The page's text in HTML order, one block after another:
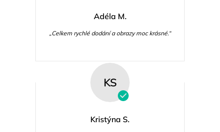
Adéla M.
„Celkem rychlé dodání a obrazy moc krásné.“
KS
Kristýna S.